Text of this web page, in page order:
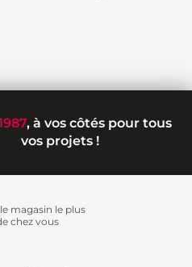
, à vos côtés pour tous
vos projets !
magasin le plus
chez vous